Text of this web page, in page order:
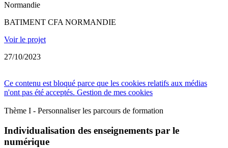
Normandie
BATIMENT CFA NORMANDIE
Voir le projet
27/10/2023
Ce contenu est bloqué parce que les cookies relatifs aux médias
n'ont pas été acceptés. Gestion de mes cookies
Thème I - Personnaliser les parcours de formation
Individualisation des enseignements par le
numérique